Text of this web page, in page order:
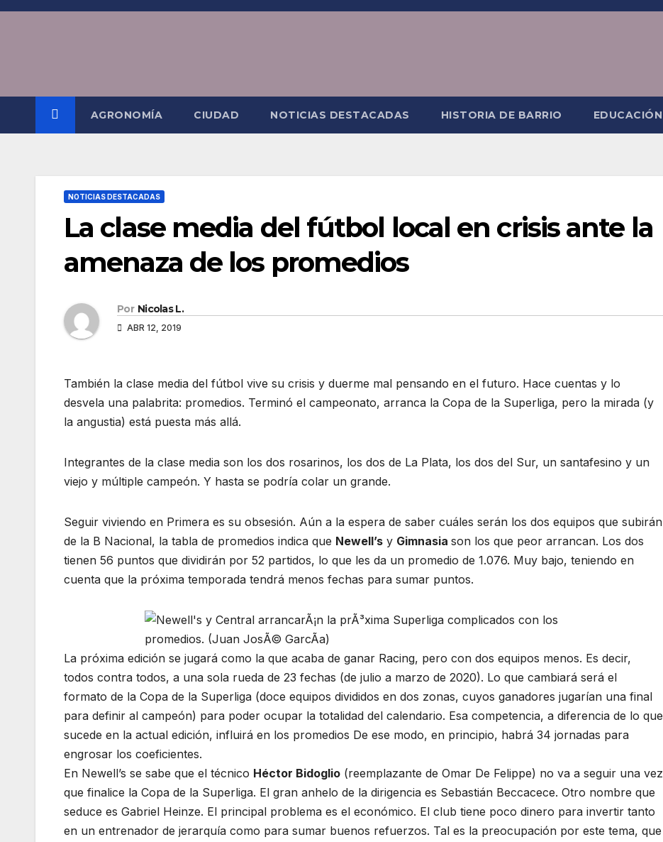
Saltar
AGRONOMÍA CIUDAD NOTICIAS DESTACADAS HISTORIA DE BARRIO EDUCACIÓN
NOTICIAS DESTACADAS
La clase media del fútbol local en crisis ante la
amenaza de los promedios
Por Nicolas L.
ABR 12, 2019
También la clase media del fútbol vive su crisis y duerme mal pensando en el futuro. Hace cuentas y lo
desvela una palabrita: promedios. Terminó el campeonato, arranca la Copa de la Superliga, pero la mirada (y
la angustia) está puesta más allá.
Integrantes de la clase media son los dos rosarinos, los dos de La Plata, los dos del Sur, un santafesino y un
viejo y múltiple campeón. Y hasta se podría colar un grande.
Seguir viviendo en Primera es su obsesión. Aún a la espera de saber cuáles serán los dos equipos que subirán
de la B Nacional, la tabla de promedios indica que Newell’s y Gimnasia son los que peor arrancan. Los dos
tienen 56 puntos que dividirán por 52 partidos, lo que les da un promedio de 1.076. Muy bajo, teniendo en
cuenta que la próxima temporada tendrá menos fechas para sumar puntos.
La próxima edición se jugará como la que acaba de ganar Racing, pero con dos equipos menos. Es decir,
todos contra todos, a una sola rueda de 23 fechas (de julio a marzo de 2020). Lo que cambiará será el
formato de la Copa de la Superliga (doce equipos divididos en dos zonas, cuyos ganadores jugarían una final
para definir al campeón) para poder ocupar la totalidad del calendario. Esa competencia, a diferencia de lo que
sucede en la actual edición, influirá en los promedios De ese modo, en principio, habrá 34 jornadas para
engrosar los coeficientes.
En Newell’s se sabe que el técnico Héctor Bidoglio (reemplazante de Omar De Felippe) no va a seguir una vez
que finalice la Copa de la Superliga. El gran anhelo de la dirigencia es Sebastián Beccacece. Otro nombre que
seduce es Gabriel Heinze. El principal problema es el económico. El club tiene poco dinero para invertir tanto
en un entrenador de jerarquía como para sumar buenos refuerzos. Tal es la preocupación por este tema, que